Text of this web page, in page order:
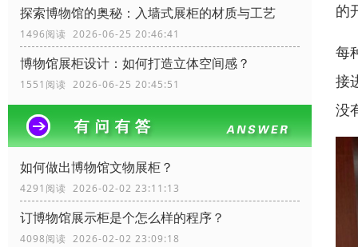
探索博物馆的奥秘：入墙式展柜的材质与工艺
1496阅读 2026-06-25 20:46:41
博物馆展柜设计：如何打造立体空间感？
1551阅读 2026-06-25 20:45:51
如何做出博物馆文物展柜？
4291阅读 2026-02-02 23:11:13
订博物馆展示柜是个怎么样的程序？
4098阅读 2026-02-02 23:09:18
的
每
接
没